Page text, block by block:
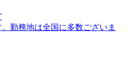
勤務地は全国に多数ございま